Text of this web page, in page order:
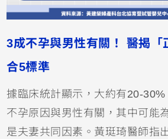
3成不孕與男性有關！ 醫揭「
合5標準
據臨床統計顯示，大約有20-
不孕原因與男性有關，其中可能
是夫妻共同因素。黃珽琦醫師指